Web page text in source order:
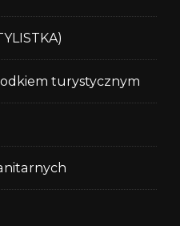
turystycznym